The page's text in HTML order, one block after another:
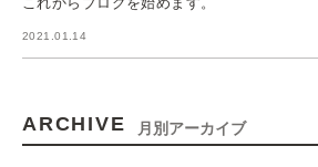
2021.01.14
ARCHIVE 月別アーカイブ